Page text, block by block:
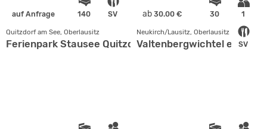
auf Anfrage 140 SV
Quitzdorf am See, Oberlausitz
Ferienpark Stausee Quitzdorf
ab 30.00 € 30 1
SV
Neukirch/Lausitz, Oberlausitz
Valtenbergwichtel e. V.